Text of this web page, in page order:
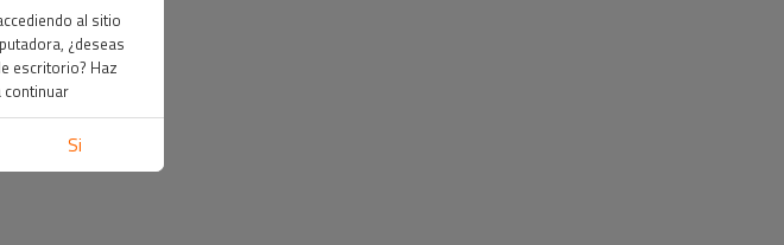
al sitio
¿deseas
escritorio? Haz
continuar
Si